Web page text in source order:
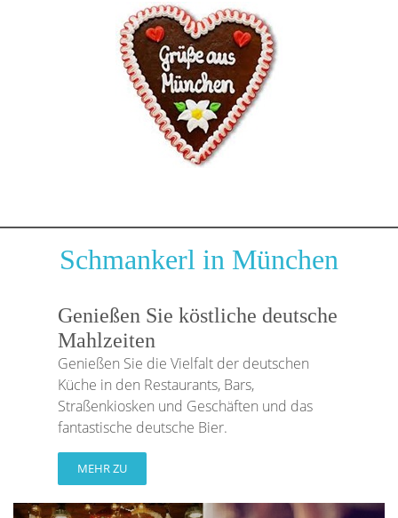
Schmankerl in München
Genießen Sie köstliche deutsche
Mahlzeiten
Genießen Sie die Vielfalt der deutschen
Küche in den Restaurants, Bars,
Straßenkiosken und Geschäften und das
fantastische deutsche Bier.
MEHR ZU